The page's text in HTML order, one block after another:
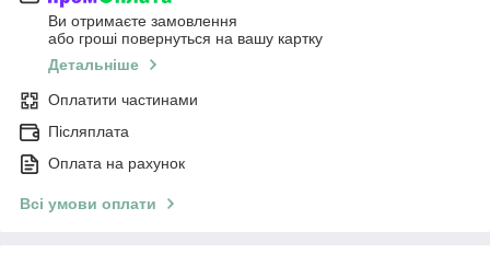
Ви отримаєте замовлення
або гроші повернуться на вашу картку
Детальніше
Оплатити частинами
Післяплата
Оплата на рахунок
Всі умови оплати